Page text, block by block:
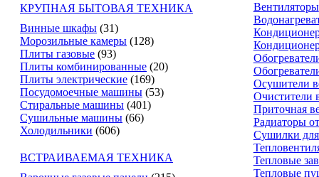
КРУПНАЯ БЫТОВАЯ ТЕХНИКА
Винные шкафы (31)
Морозильные камеры (128)
Плиты газовые (93)
Плиты комбинированные (20)
Плиты электрические (169)
Посудомоечные машины (53)
Стиральные машины (401)
Сушильные машины (66)
Холодильники (606)
ВСТРАИВАЕМАЯ ТЕХНИКА
Вентиляторы
Осушители
Очистители
Приточная
Радиаторы
Сушилки
Тепловые
Тепловые